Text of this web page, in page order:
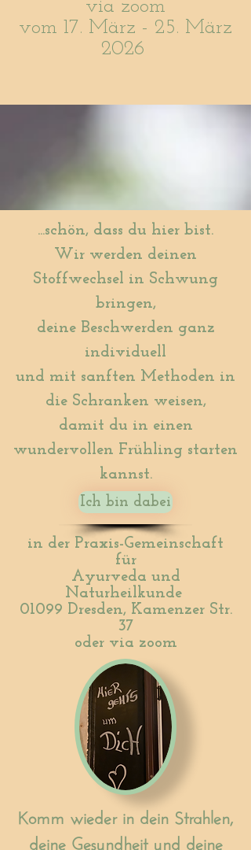
via zoom
vom 17. März - 25. März
2026
...schön, dass du hier bist.
Wir werden deinen
Stoffwechsel in Schwung
bringen,
deine Beschwerden ganz
individuell
und mit sanften Methoden in
die Schranken weisen,
damit du in einen
wundervollen Frühling starten
kannst.
Ich bin dabei
in der Praxis-Gemeinschaft
für
Ayurveda und
Naturheilkunde
01099 Dresden, Kamenzer Str.
37
oder via zoom
Komm wieder in dein Strahlen,
deine Gesundheit und deine